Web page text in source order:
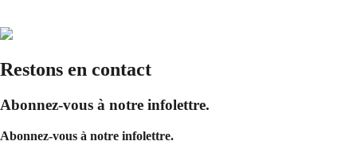
Restons en contact
Abonnez-vous à notre infolettre.
Abonnez-vous à notre infolettre.